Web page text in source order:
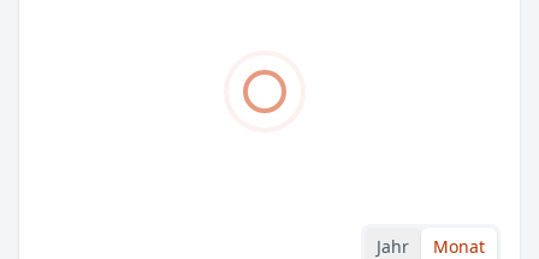
Jahr Monat